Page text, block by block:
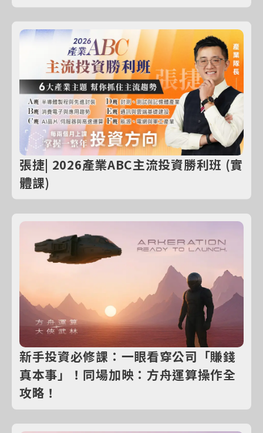
張捷| 2026產業ABC主流投資勝利班 (實
體課)
新手投資必修課：一眼看穿公司「賺錢
真本事」！同場加映：方舟運算操作全
攻略！